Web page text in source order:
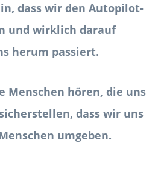
dass wir den Autopilot-
und wirklich darauf
herum passiert.
Menschen hören, die uns
dass wir uns
umgeben.